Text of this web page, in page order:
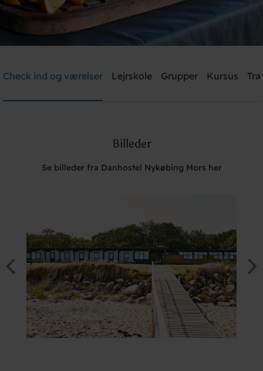
Brug for hjælp? Ring+45 9772 0617
Check ind og værelser Lejrskole Grupper Kursus
Billeder
Se billeder fra Danhostel Nykøbing Mors her